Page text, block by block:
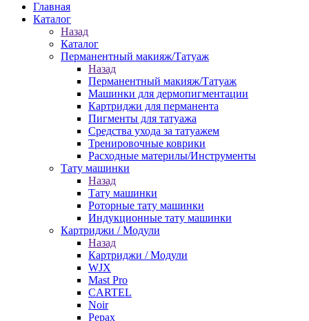
Главная
Каталог
Назад
Каталог
Перманентный макияж/Татуаж
Назад
Перманентный макияж/Татуаж
Машинки для дермопигментации
Картриджи для перманента
Пигменты для татуажа
Средства ухода за татуажем
Тренировочные коврики
Расходные материлы/Инструменты
Тату машинки
Назад
Тату машинки
Роторные тату машинки
Индукционные тату машинки
Картриджи / Модули
Назад
Картриджи / Модули
WJX
Mast Pro
CARTEL
Noir
Pepax